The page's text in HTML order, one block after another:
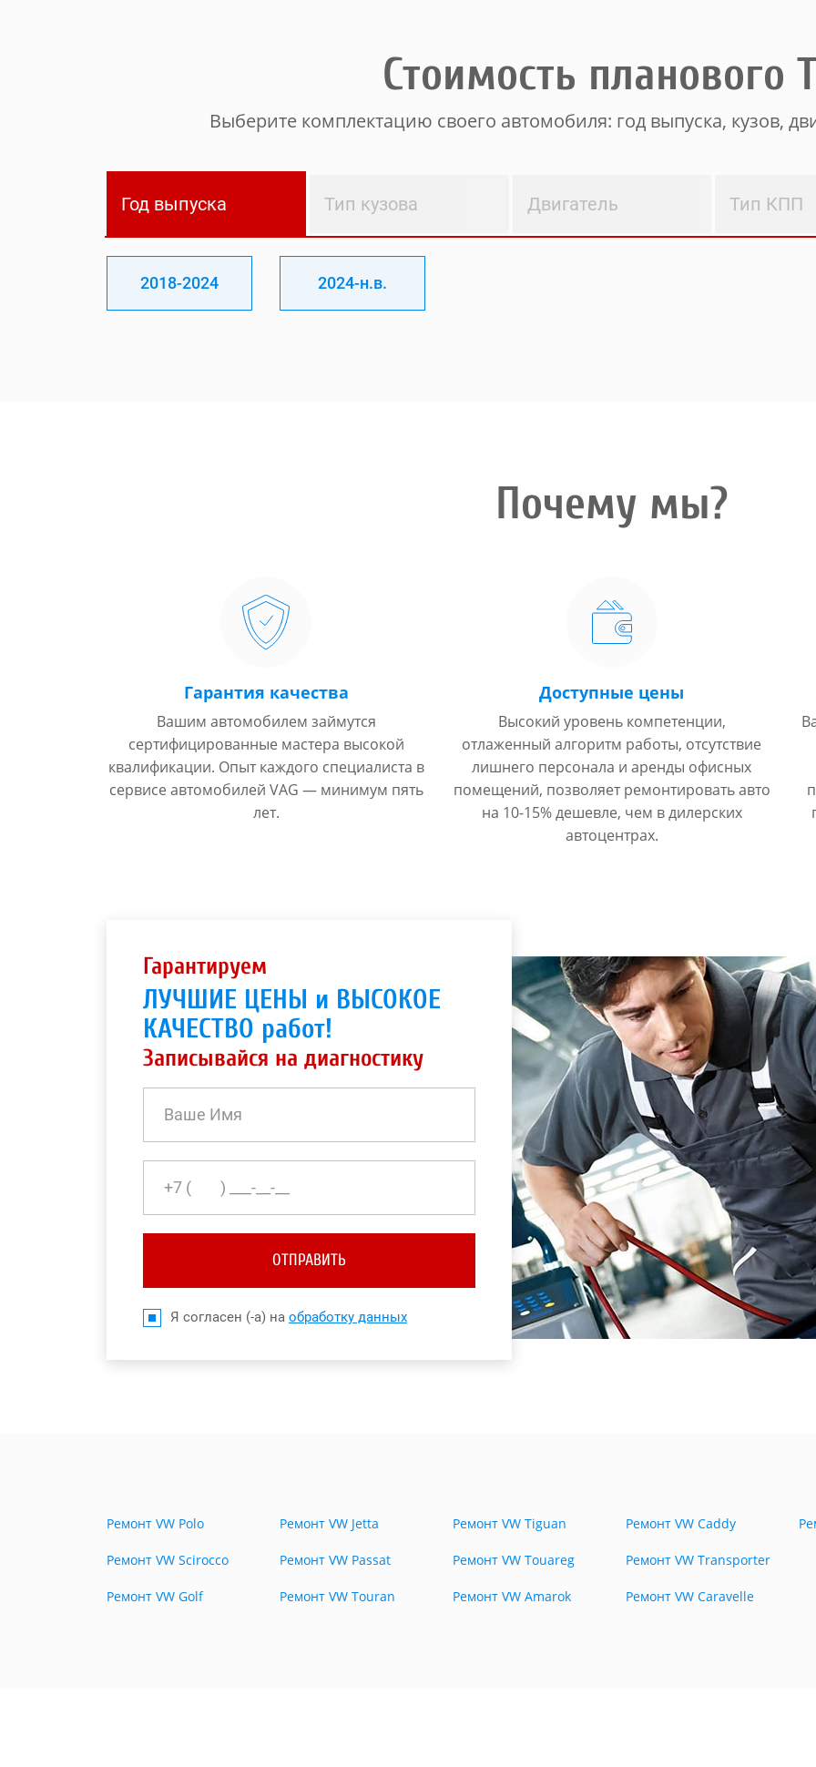
Стоимость планового
Выберите комплектацию своего автомобиля: год выпуска, кузов,
Год выпуска Тип кузова Двигатель Тип КПП
2018-2024 2024-н.в.
Почему мы?
Гарантия качества
Вашим автомобилем займутся
сертифицированные мастера высокой
квалификации. Опыт каждого специалиста в
сервисе автомобилей VAG — минимум пять
лет.
Доступные цены
Высокий уровень компетенции,
отлаженный алгоритм работы, отсутствие
лишнего персонала и аренды офисных
помещений, позволяет ремонтировать авто
на 10-15% дешевле, чем в дилерских
автоцентрах.
Гарантируем
ЛУЧШИЕ ЦЕНЫ и ВЫСОКОЕ
КАЧЕСТВО работ!
Записывайся на диагностику
ОТПРАВИТЬ
Я согласен (-а) на обработку данных
Ремонт VW Polo
Ремонт VW Scirocco
Ремонт VW Golf
Ремонт VW Jetta
Ремонт VW Passat
Ремонт VW Touran
Ремонт VW Tiguan
Ремонт VW Touareg
Ремонт VW Amarok
Ремонт VW Caddy
Ремонт VW Transporter
Ремонт VW Caravelle